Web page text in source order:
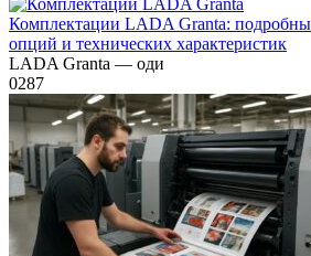
Комплектации LADA Granta:
опций и технических характеристик
LADA Granta — оди
0287